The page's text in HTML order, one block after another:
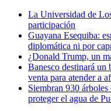
La Universidad de
participación
Guayana Esequiba:
diplomática ni por
¿Donald Trump, un
Banesco destinará un
venta para atender a
Siembran 930
proteger el agua de